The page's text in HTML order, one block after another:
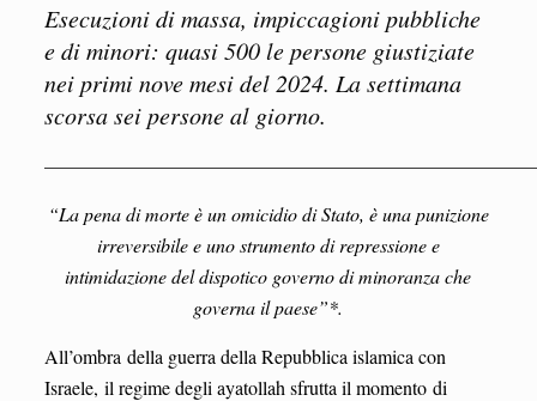
Esecuzioni di massa, impiccagioni pubbliche
e di minori: quasi 500 le persone giustiziate
nei primi nove mesi del 2024. La settimana
scorsa sei persone al giorno.
“La pena di morte è un omicidio di Stato, è una punizione
irreversibilee uno strumento di repressione e
intimidazione del dispotico governo di minoranza che
governa il paese”*.
All’ombra della guerra della Repubblica islamica con
Israele, il regime degli ayatollah sfrutta il momento di